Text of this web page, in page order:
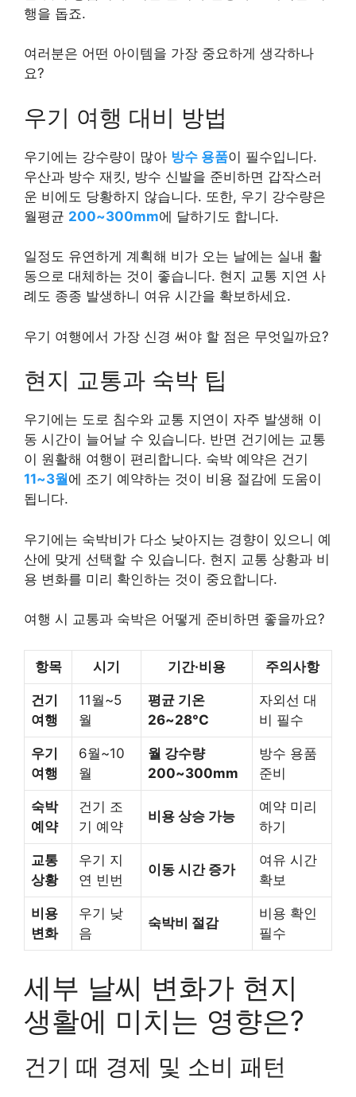
행을 돕죠.
여러분은 어떤 아이템을 가장 중요하게 생각하나
요?
우기 여행 대비 방법
우기에는 강수량이 많아 방수 용품이 필수입니다.
우산과 방수 재킷, 방수 신발을 준비하면 갑작스러
운 비에도 당황하지 않습니다. 또한, 우기 강수량은
월평균 200~300mm에 달하기도 합니다.
일정도 유연하게 계획해 비가 오는 날에는 실내 활
동으로 대체하는 것이 좋습니다. 현지 교통 지연 사
례도 종종 발생하니 여유 시간을 확보하세요.
우기 여행에서 가장 신경 써야 할 점은 무엇일까요?
현지 교통과 숙박 팁
우기에는 도로 침수와 교통 지연이 자주 발생해 이
동 시간이 늘어날 수 있습니다. 반면 건기에는 교통
이 원활해 여행이 편리합니다. 숙박 예약은 건기
11~3월 에 조기 예약하는 것이 비용 절감에 도움이
됩니다.
우기에는 숙박비가 다소 낮아지는 경향이 있으니 예
산에 맞게 선택할 수 있습니다. 현지 교통 상황과 비
용 변화를 미리 확인하는 것이 중요합니다.
여행 시 교통과 숙박은 어떻게 준비하면 좋을까요?
항목 시기 기간·비용 주의사항
건기
여행
11월~5
월
평균 기온
26~28°C
자외선 대
비 필수
우기
여행
6월~10
월
월 강수량
200~300mm
방수 용품
준비
숙박
예약
건기 조
기 예약
비용 상승 가능
예약 미리
하기
교통
상황
우기 지
연 빈번
이동 시간 증가
여유 시간
확보
비용
변화
우기 낮
음
숙박비 절감
비용 확인
필수
세부 날씨 변화가 현지
생활에 미치는 영향은?
건기 때 경제 및 소비 패턴